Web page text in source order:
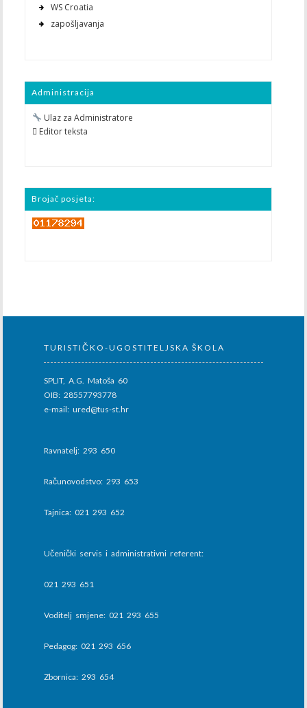
WS Croatia
zapošljavanja
Administracija
Ulaz za Administratore
 Editor teksta
Brojač posjeta:
TURISTIČKO-UGOSTITELJSKA ŠKOLA
SPLIT, A.G. Matoša 60
OIB: 28557793778
e-mail: ured@tus-st.hr
Ravnatelj: 293 650
Računovodstvo: 293 653
Tajnica: 021 293 652
Učenički servis i administrativni referent:
021 293 651
Voditelj smjene: 021 293 655
Pedagog: 021 293 656
Zbornica: 293 654